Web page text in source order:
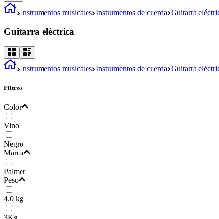
Instrumentos musicales Instrumentos de cuerda Guitarra
Guitarra eléctrica
Instrumentos musicales Instrumentos de cuerda Guitarra
Filtros
Color
Vino
Negro
Marca
Palmer
Peso
4.0 kg